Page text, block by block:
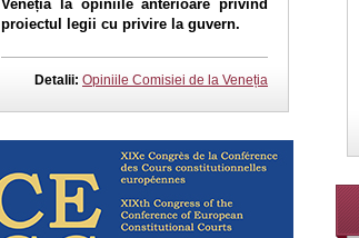
Veneția la opiniile anterioare privind
proiectul legii cu privire la guvern.
Detalii: Opiniile Comisiei de la Veneția